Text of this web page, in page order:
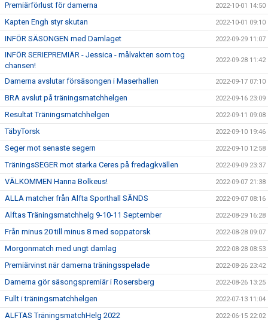
Premiärförlust för damerna 2022-10-01 14:50
Kapten Engh styr skutan 2022-10-01 09:10
INFÖR SÄSONGEN med Damlaget 2022-09-29 11:07
INFÖR SERIEPREMIÄR - Jessica - målvakten som tog
chansen!
2022-09-28 11:42
Damerna avslutar försäsongen i Maserhallen 2022-09-17 07:10
BRA avslut på träningsmatchhelgen 2022-09-16 23:09
Resultat Träningsmatchhelgen 2022-09-11 09:08
TäbyTorsk 2022-09-10 19:46
Seger mot senaste segern 2022-09-10 12:58
TräningsSEGER mot starka Ceres på fredagkvällen 2022-09-09 23:37
VÄLKOMMEN Hanna Bolkeus! 2022-09-07 21:38
ALLA matcher från Alfta Sporthall SÄNDS 2022-09-07 08:16
Alftas Träningsmatchhelg 9-10-11 September 2022-08-29 16:28
Från minus 20 till minus 8 med soppatorsk 2022-08-28 09:07
Morgonmatch med ungt damlag 2022-08-28 08:53
Premiärvinst när damerna träningsspelade 2022-08-26 23:42
Damerna gör säsongspremiär i Rosersberg 2022-08-26 13:25
Fullt i träningsmatchhelgen 2022-07-13 11:04
ALFTAS TräningsmatchHelg 2022 2022-06-15 22:02